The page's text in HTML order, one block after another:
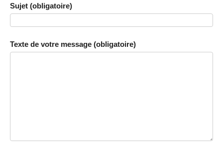
Sujet (obligatoire)
Texte de votre message (obligatoire)